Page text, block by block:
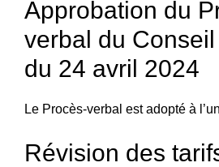
Approbation du
verbal du
du 24 avril 2024
Le Procès-verbal est adopté à
Révision des